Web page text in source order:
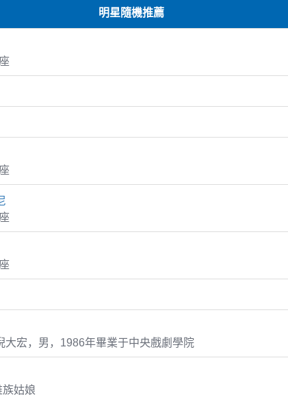
明星隨機推薦
大宏，男，1986年畢業于中央戲劇學院
姑娘